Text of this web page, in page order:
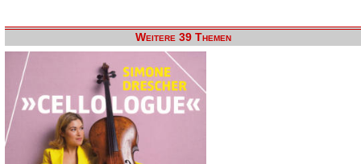
Weitere 39 Themen